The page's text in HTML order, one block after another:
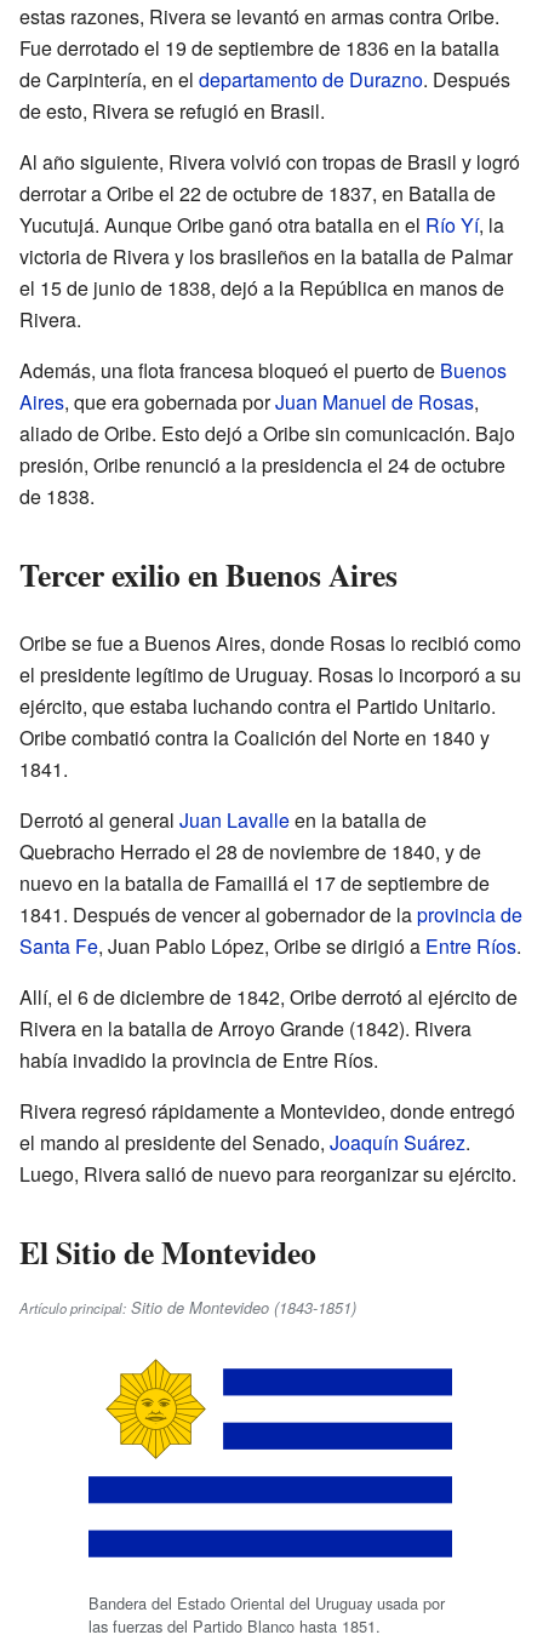
estas razones, Rivera se levantó en armas contra Oribe.
Fue derrotado el 19 de septiembre de 1836 en la batalla
de Carpintería, en el departamento de Durazno. Después
de esto, Rivera se refugió en Brasil.
Al año siguiente, Rivera volvió con tropas de Brasil y logró
derrotar a Oribe el 22 de octubre de 1837, en Batalla de
Yucutujá. Aunque Oribe ganó otra batalla en el Río Yí, la
victoria de Rivera y los brasileños en la batalla de Palmar
el 15 de junio de 1838, dejó a la República en manos de
Rivera.
Además, una flota francesa bloqueó el puerto de Buenos
Aires, que era gobernada porJuan Manuel de Rosas,
aliado de Oribe. Esto dejó a Oribe sin comunicación. Bajo
presión, Oribe renunció a la presidencia el 24 de octubre
de 1838.
Tercer exilio en Buenos Aires
Oribe se fue a Buenos Aires, donde Rosas lo recibió como
el presidente legítimo de Uruguay. Rosas lo incorporó a su
ejército, que estaba luchando contra el Partido Unitario.
Oribe combatió contra la Coalición del Norte en 1840 y
1841.
Derrotó al general Juan Lavalleen la batalla de
Quebracho Herrado el 28 de noviembre de 1840, y de
nuevo en la batalla de Famaillá el 17 de septiembre de
1841. Después de vencer al gobernador de laprovincia de
Santa Fe, Juan Pablo López, Oribe se dirigió a Entre Ríos.
Allí, el 6 de diciembre de 1842, Oribe derrotó al ejército de
Rivera en la batalla de Arroyo Grande (1842). Rivera
había invadido la provincia de Entre Ríos.
Rivera regresó rápidamente a Montevideo, donde entregó
el mando al presidente del Senado, Joaquín Suárez.
Luego, Rivera salió de nuevo para reorganizar su ejército.
El Sitio de Montevideo
Artículo principal: Sitio de Montevideo (1843-1851)
Bandera del Estado Oriental del Uruguay usada por
las fuerzas del Partido Blanco hasta 1851.